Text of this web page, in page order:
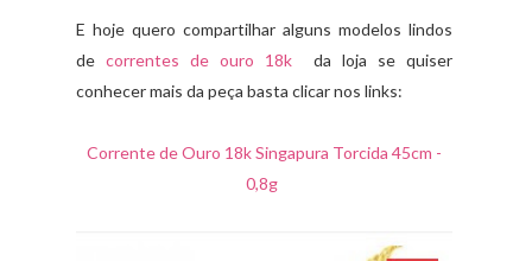
E hoje quero compartilhar alguns modelos lindos
de correntes de ouro 18k
da loja se quiser
conhecer mais da peça basta clicar nos links:
Corrente de Ouro 18k Singapura Torcida 45cm -
0,8g